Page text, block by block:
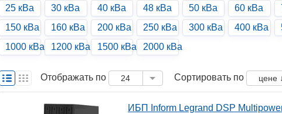
25 кВа 30 кВа 40 кВа 48 кВа 50 кВа 60 кВа
150 кВа
160 кВа 200 кВа 250 кВа 300 кВа 400 кВа
1000 кВа
1200 кВа 1500 кВа 2000 кВа
Отображать по 24 Сортировать по цене ↓
ИБП Inform Legrand DSP